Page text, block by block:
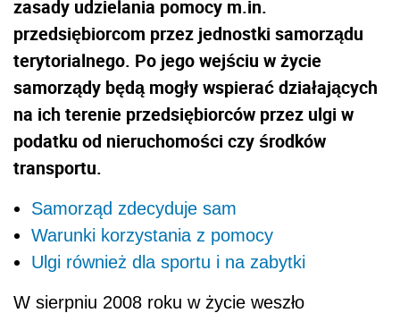
zasady udzielania pomocy m.in.
przedsiębiorcom przez jednostki samorządu
terytorialnego. Po jego wejściu w życie
samorządy będą mogły wspierać działających
na ich terenie przedsiębiorców przez ulgi w
podatku od nieruchomości czy środków
transportu.
Samorząd zdecyduje sam
Warunki korzystania z pomocy
Ulgi również dla sportu i na zabytki
W sierpniu 2008 roku w życie weszło